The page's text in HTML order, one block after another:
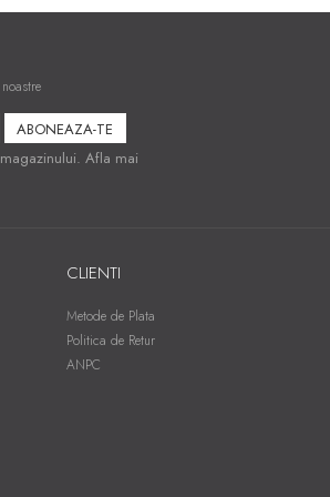
Afla mai
CLIENTI
Metode de Plata
Politica de Retur
ANPC